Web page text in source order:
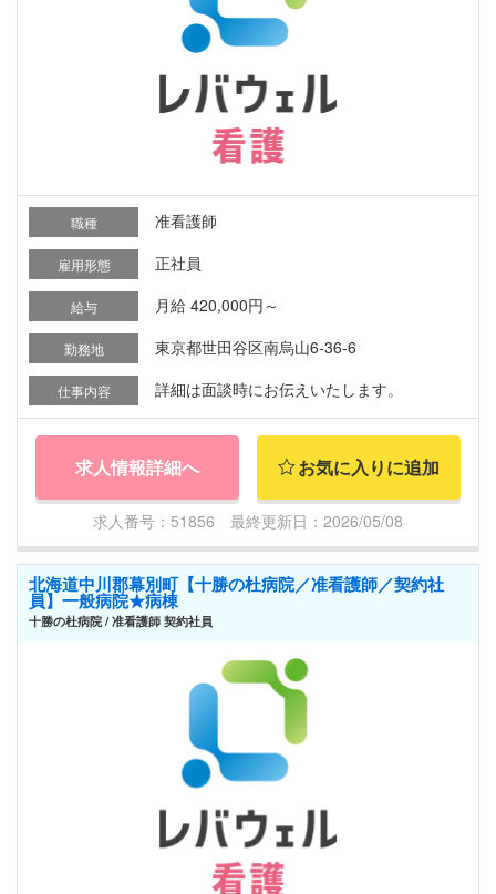
職種 准看護師
雇用形態 正社員
給与 月給 420,000円～
勤務地 東京都世田谷区南烏山6-36-6
仕事内容 詳細は面談時にお伝えいたします。
求人情報詳細へ お気に入りに追加
求人番号：51856 最終更新日：2026/05/08
北海道中川郡幕別町【十勝の杜病院／准看護師／契約社
員】一般病院★病棟
十勝の杜病院 / 准看護師 契約社員